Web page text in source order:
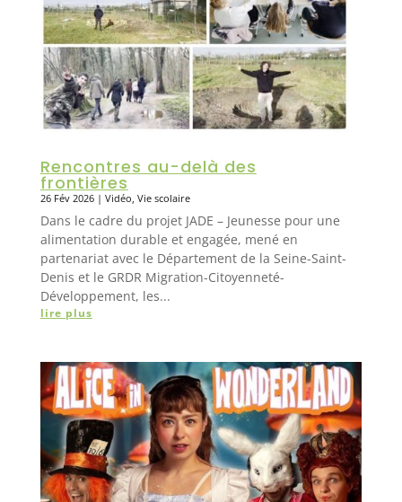
Rencontres au-delà des
frontières
26 Fév 2026| Vidéo, Vie scolaire
Dans le cadre du projet JADE – Jeunesse pour une
alimentation durable et engagée, mené en
partenariat avec le Département de la Seine-Saint-
Denis et le GRDR Migration-Citoyenneté-
Développement, les...
lire plus